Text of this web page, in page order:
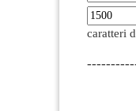
caratteri